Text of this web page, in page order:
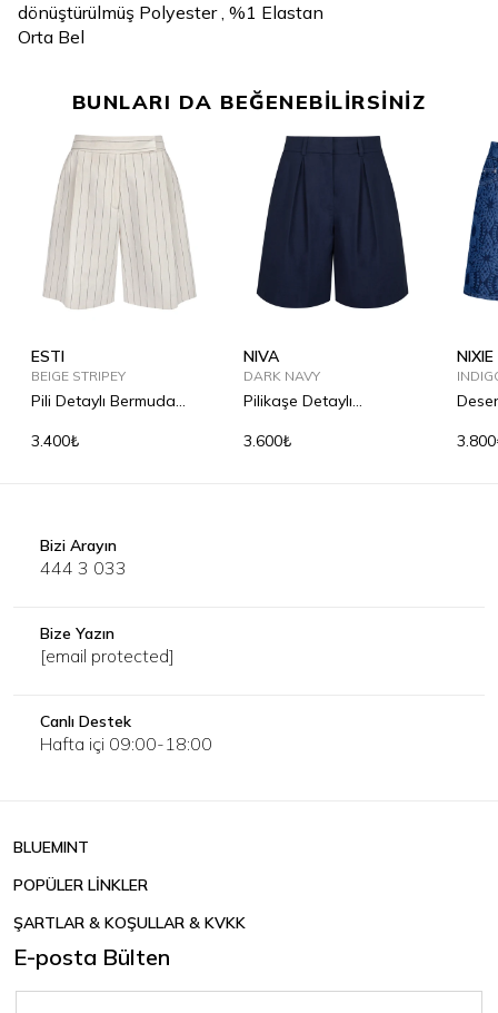
dönüştürülmüş Polyester , %1 Elastan
Orta Bel
BUNLARI DA BEĞENEBİLİRSİNİZ
ESTI
BEIGE STRIPEY
Pili Detaylı Bermuda
3.400₺
NIVA
DARK NAVY
Pilikaşe Detaylı
3.600₺
NIXIE
Bizi Arayın
444 3 033
Bize Yazın
[email protected]
Canlı Destek
Hafta içi 09:00-18:00
BLUEMINT
POPÜLER LİNKLER
ŞARTLAR & KOŞULLAR & KVKK
E-posta Bülten